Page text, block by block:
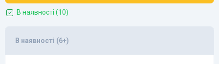
В наявності (10)
В наявності (6+)